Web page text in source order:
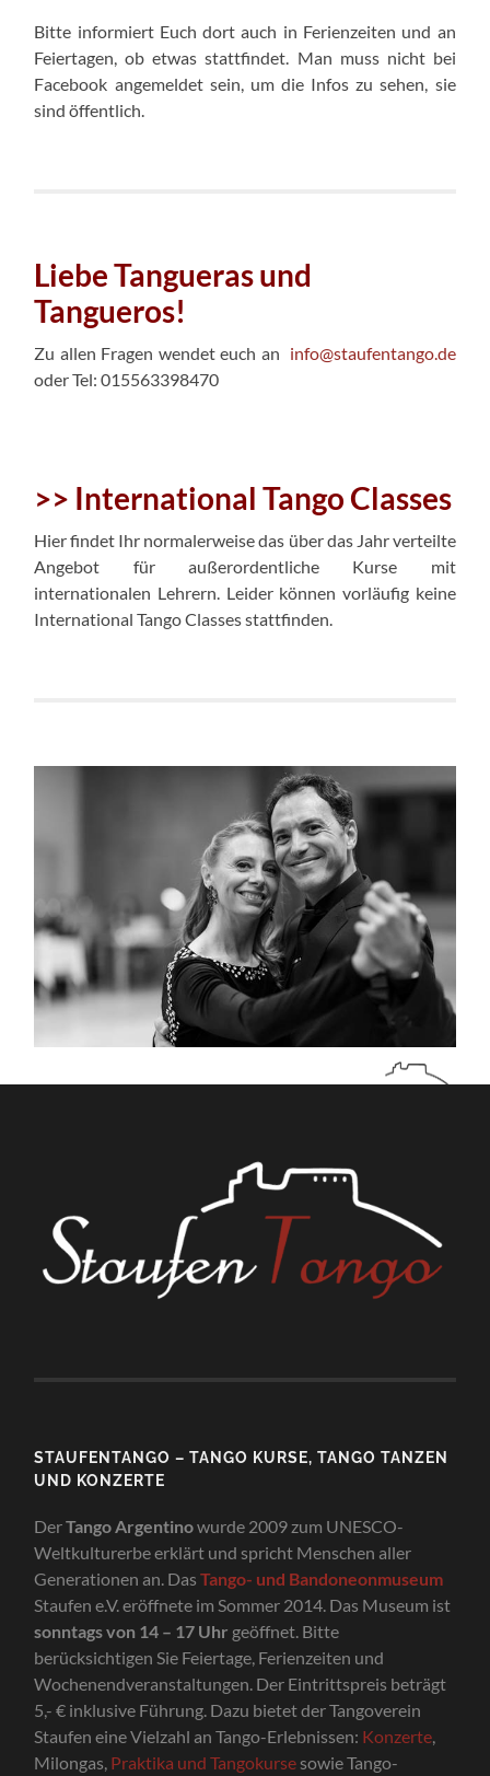
Bitte informiert Euch dort auch in Ferienzeiten und an
Feiertagen, ob etwas stattfindet. Man muss nicht bei
Facebook angemeldet sein, um die Infos zu sehen, sie
sind öffentlich.
Liebe Tangueras und
Tangueros!
Zu allen Fragen wendet euch an info@staufentango.de
oder Tel: 015563398470
>> International Tango Classes
Hier findet Ihr normalerweise das über das Jahr verteilte
Angebot für außerordentliche Kurse mit
internationalen Lehrern. Leider können vorläufig keine
International Tango Classes stattfinden.
STAUFENTANGO – TANGO KURSE, TANGO TANZEN
UND KONZERTE
DerTango Argentinowurde 2009 zum UNESCO-
Weltkulturerbe erklärt und spricht Menschen aller
Generationen an. DasTango- und Bandoneonmuseum
Staufen e.V. eröffnete im Sommer 2014. Das Museum ist
sonntags von 14 – 17 Uhr geöffnet. Bitte
berücksichtigen Sie Feiertage, Ferienzeiten und
Wochenendveranstaltungen. Der Eintrittspreis beträgt
5,- € inklusive Führung. Dazu bietet der Tangoverein
Staufen eine Vielzahl an Tango-Erlebnissen: Konzerte
Milongas, Praktika und Tangokurse sowie Tango-